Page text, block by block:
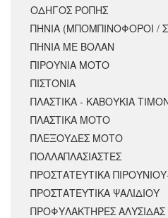
ΟΔΗΓΟΣ ΡΟΠΗΣ
ΠΗΝΙΑ (ΜΠΟΜΠΙΝΟΦΟΡΟΙ /
ΠΗΝΙΑ ΜΕ ΒΟΛΑΝ
ΠΙΡΟΥΝΙΑ ΜΟΤΟ
ΠΙΣΤΟΝΙΑ
ΠΛΑΣΤΙΚΑ - ΚΑΒΟΥΚΙΑ
ΠΛΑΣΤΙΚΑ ΜΟΤΟ
ΠΛΕΞΟΥΔΕΣ ΜΟΤΟ
ΠΟΛΛΑΠΛΑΣΙΑΣΤΕΣ
ΠΡΟΣΤΑΤΕΥΤΙΚΑ
ΠΡΟΣΤΑΤΕΥΤΙΚΑ ΨΑΛΙΔΙΟΥ
ΠΡΟΦΥΛΑΚΤΗΡΕΣ ΑΛΥΣΙΔΑΣ